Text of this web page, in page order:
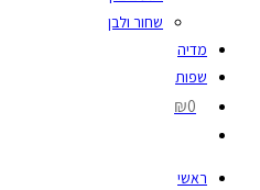
שחור ולבן
מדיה
שפות
₪0
ראשי